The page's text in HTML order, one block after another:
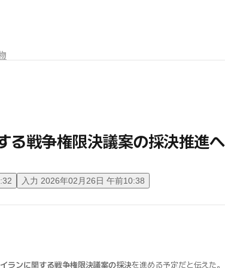
る戦争権限決議案の採決推進へ
入力 2026年02月26日 午前10:38
イランに関する戦争権限決議案の採決を進める予定だと伝えた。